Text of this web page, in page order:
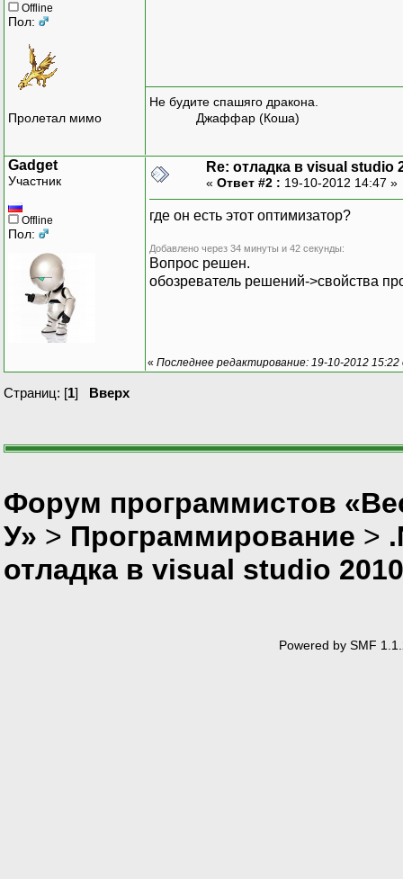
Offline
Пол:
Пролетал мимо
Не будите спашяго дракона.
Джаффар (Коша)
Gadget
Участник
Offline
Пол:
Re: отладка в visual studio
« Ответ #2 : 19-10-2012 14:47 »
где он есть этот оптимизатор?
Добавлено через 34 минуты и 42 секунды:
Вопрос решен.
обозреватель решений->свойства
« Последнее редактирование: 19-10-2012
Страниц: [1] Вверх
Форум программистов
У» > Программирование >
отладка в visual studio 2010
Powered by SMF